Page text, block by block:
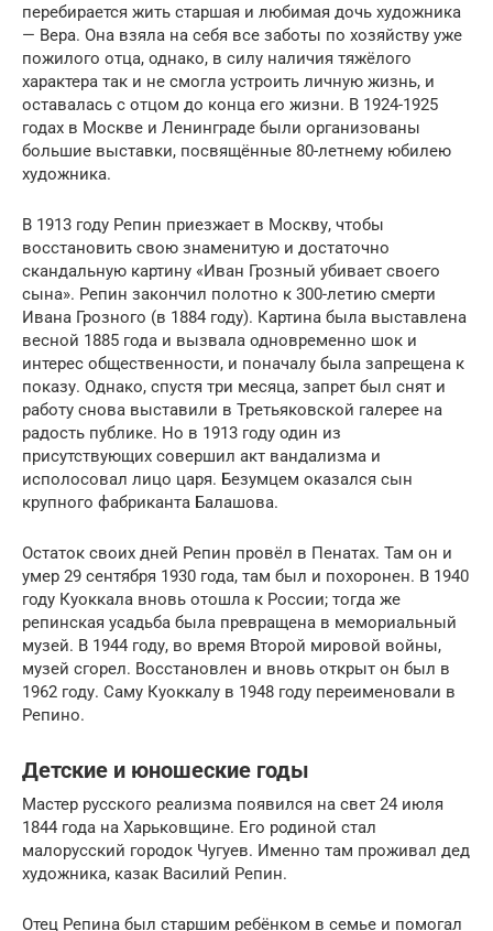
перебирается жить старшая и любимая дочь художника
— Вера. Она взяла на себя все заботы по хозяйству уже
пожилого отца, однако, в силу наличия тяжёлого
характера так и не смогла устроить личную жизнь, и
оставалась с отцом до конца его жизни. В 1924-1925
годах в Москве и Ленинграде были организованы
большие выставки, посвящённые 80-летнему юбилею
художника.
В 1913 году Репин приезжает в Москву, чтобы
восстановить свою знаменитую и достаточно
скандальную картину «Иван Грозный убивает своего
сына». Репин закончил полотно к 300-летию смерти
Ивана Грозного (в 1884 году). Картина была выставлена
весной 1885 года и вызвала одновременно шок и
интерес общественности, и поначалу была запрещена к
показу. Однако, спустя три месяца, запрет был снят и
работу снова выставили в Третьяковской галерее на
радость публике. Но в 1913 году один из
присутствующих совершил акт вандализма и
исполосовал лицо царя. Безумцем оказался сын
крупного фабриканта Балашова.
Остаток своих дней Репин провёл в Пенатах. Там он и
умер 29 сентября 1930 года, там был и похоронен. В 1940
году Куоккала вновь отошла к России; тогда же
репинская усадьба была превращена в мемориальный
музей. В 1944 году, во время Второй мировой войны,
музей сгорел. Восстановлен и вновь открыт он был в
1962 году. Саму Куоккалу в 1948 году переименовали в
Репино.
Детские и юношеские годы
Мастер русского реализма появился на свет 24 июля
1844 года на Харьковщине. Его родиной стал
малорусский городок Чугуев. Именно там проживал дед
художника, казак Василий Репин.
Отец Репина был старшим ребёнком в семье и помогал